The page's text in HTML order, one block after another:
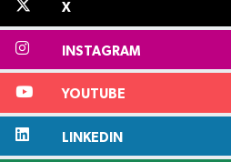
X
INSTAGRAM
YOUTUBE
LINKEDIN